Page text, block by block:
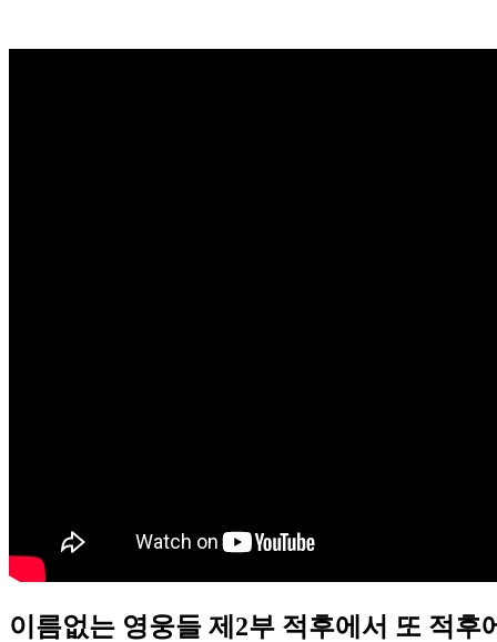
이름없는 영웅들 제2부 적후에서 또 적후